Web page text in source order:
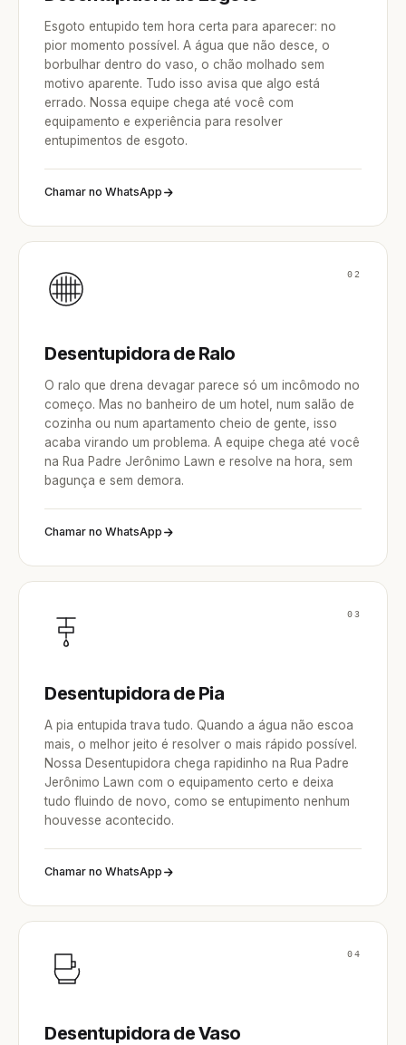
Esgoto entupido tem hora certa para aparecer: no
pior momento possível. A água que não desce, o
borbulhar dentro do vaso, o chão molhado sem
motivo aparente. Tudo isso avisa que algo está
errado. Nossa equipe chega até você com
equipamento e experiência para resolver
entupimentos de esgoto.
Chamar no WhatsApp
02
Desentupidora de Ralo
O ralo que drena devagar parece só um incômodo no
começo. Mas no banheiro de um hotel, num salão de
cozinha ou num apartamento cheio de gente, isso
acaba virando um problema. A equipe chega até você
na Rua Padre Jerônimo Lawn e resolve na hora, sem
bagunça e sem demora.
Chamar no WhatsApp
03
Desentupidora de Pia
A pia entupida trava tudo. Quando a água não escoa
mais, o melhor jeito é resolver o mais rápido possível.
Nossa Desentupidora chega rapidinho na Rua Padre
Jerônimo Lawn com o equipamento certo e deixa
tudo fluindo de novo, como se entupimento nenhum
houvesse acontecido.
Chamar no WhatsApp
04
Desentupidora de Vaso